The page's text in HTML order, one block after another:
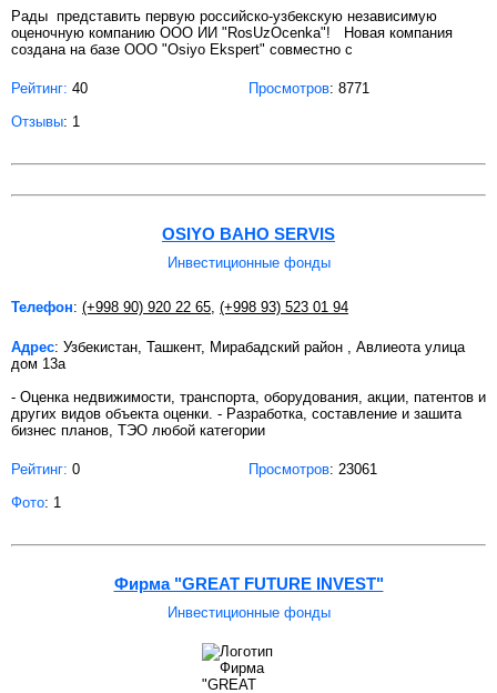
Рады представить первую российско-узбекскую независимую
оценочную компанию ООО ИИ "RosUzOcenka"! Новая компания
создана на базе ООО "Osiyo Ekspert" совместно с
Рейтинг: 40 Просмотров: 8771
Отзывы: 1
OSIYO BAHO SERVIS
Инвестиционные фонды
Телефон: (+998 90) 920 22 65 (+998 93) 523 01 94
Адрес: Узбекистан, Ташкент, Мирабадский район , Авлиеота улица
дом 13а
- Оценка недвижимости, транспорта, оборудования, акции, патентов и
других видов объекта оценки. - Разработка, составление и зашита
бизнес планов, ТЭО любой категории
Рейтинг: 0 Просмотров: 23061
Фото: 1
Фирма "GREAT FUTURE INVEST"
Инвестиционные фонды